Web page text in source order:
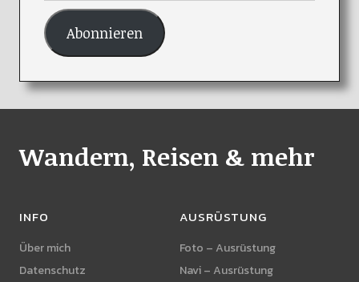
Abonnieren
Wandern, Reisen & mehr
INFO
Über mich
Datenschutz
AUSRÜSTUNG
Foto – Ausrüstung
Navi – Ausrüstung